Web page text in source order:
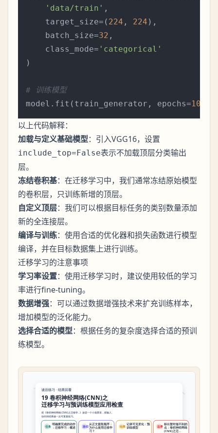
'data/train' ,
    target_size=(
224 , 224 ),
    batch_size=
32 ,
    class_mode=
'categorical'
)
# 训练模型
model.fit(train_generator, epochs=10
以上代码解释：
加载与定义基础模型：引入VGG16，设置
include_top=False表示不加载顶层分类输出
层。
冻结卷积基：在迁移学习中，我们通常冻结原始模型
的卷积层，只训练新增的顶层。
自定义顶层：我们可以根据目标任务的类别数量添加
新的全连接层。
编译与训练：使用合适的优化器和损失函数进行模型
编译，并在目标数据集上进行训练。
迁移学习的注意事项
学习率设置：使用迁移学习时，建议使用较低的学习
率进行fine-tuning。
数据增强：可以通过数据增强技术来扩充训练样本，
增加模型的泛化能力。
选择合适的模型：根据任务的复杂度选择合适的预训
练模型。